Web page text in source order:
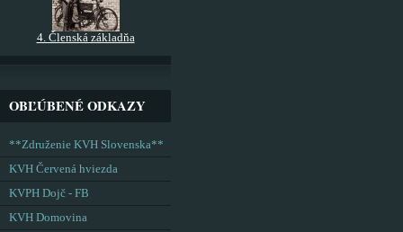
4. Členská základňa
OBĽÚBENÉ ODKAZY
**Združenie KVH Slovenska**
KVH Červená hviezda
KVPH Dojč - FB
KVH Domovina